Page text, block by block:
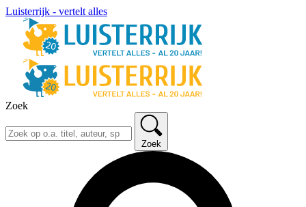
Luisterrijk - vertelt alles
Zoek
Zoek